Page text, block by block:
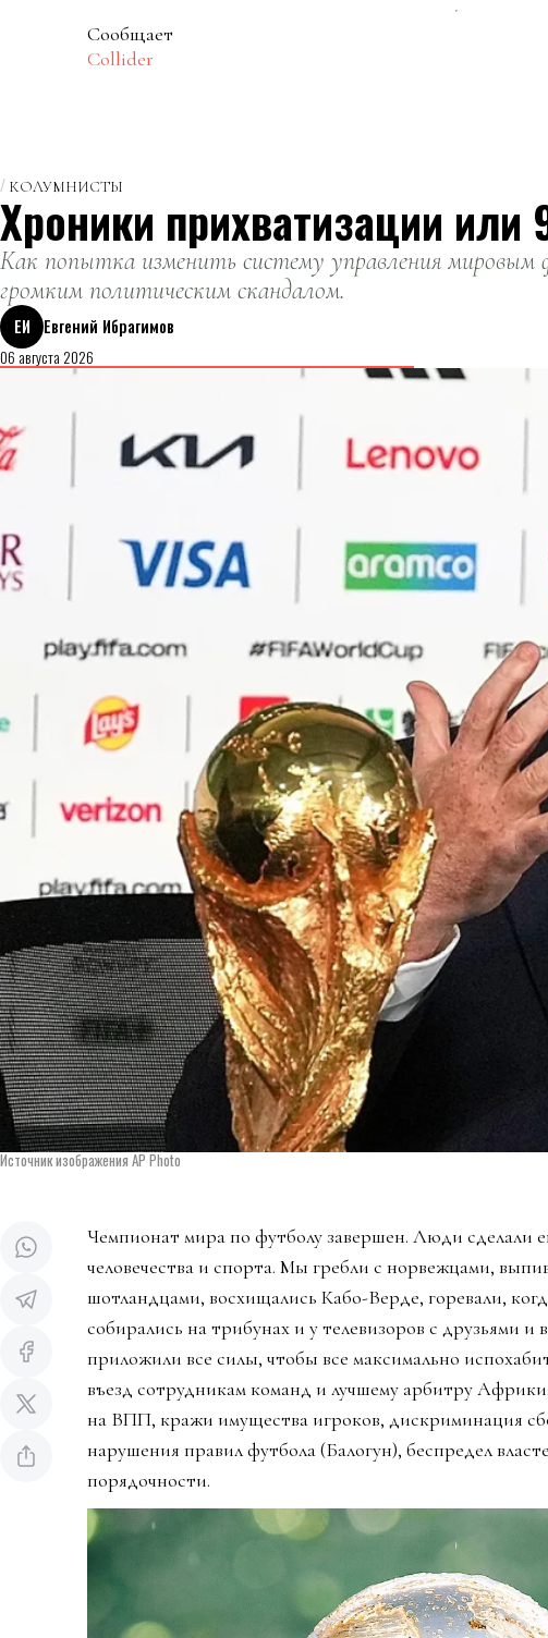
Сообщает
Collider
КОЛУМНИСТЫ
Хроники прихватизации или
Как попытка изменить систему управления мировым
громким политическим скандалом.
ЕИ
Евгений Ибрагимов
06 августа 2026
Источник изображения AP Photo
Чемпионат мира по футболу завершен. Люди сделали
человечества и спорта. Мы гребли с норвежцами,
шотландцами, восхищались Кабо-Верде, горевали,
собирались на трибунах и у телевизоров с друзьями
приложили все силы, чтобы все максимально
въезд сотрудникам команд и лучшему арбитру
на ВПП, кражи имущества игроков, дискриминация
нарушения правил футбола (Балогун), беспредел
порядочности.